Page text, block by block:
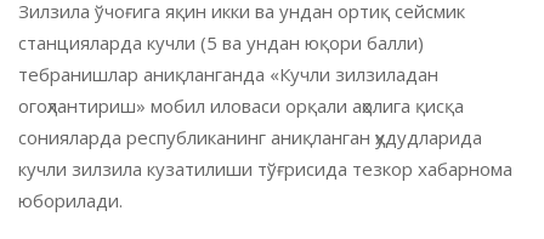
Зилзила ўчоғига яқин икки ва ундан ортиқ сейсмик
станцияларда кучли (5 ва ундан юқори балли)
тебранишлар аниқланганда «Кучли зилзиладан
огоҳлантириш» мобил иловаси орқали аҳолига қисқа
сонияларда республиканинг аниқланган ҳудудларида
кучли зилзила кузатилиши тўғрисида тезкор хабарнома
юборилади.